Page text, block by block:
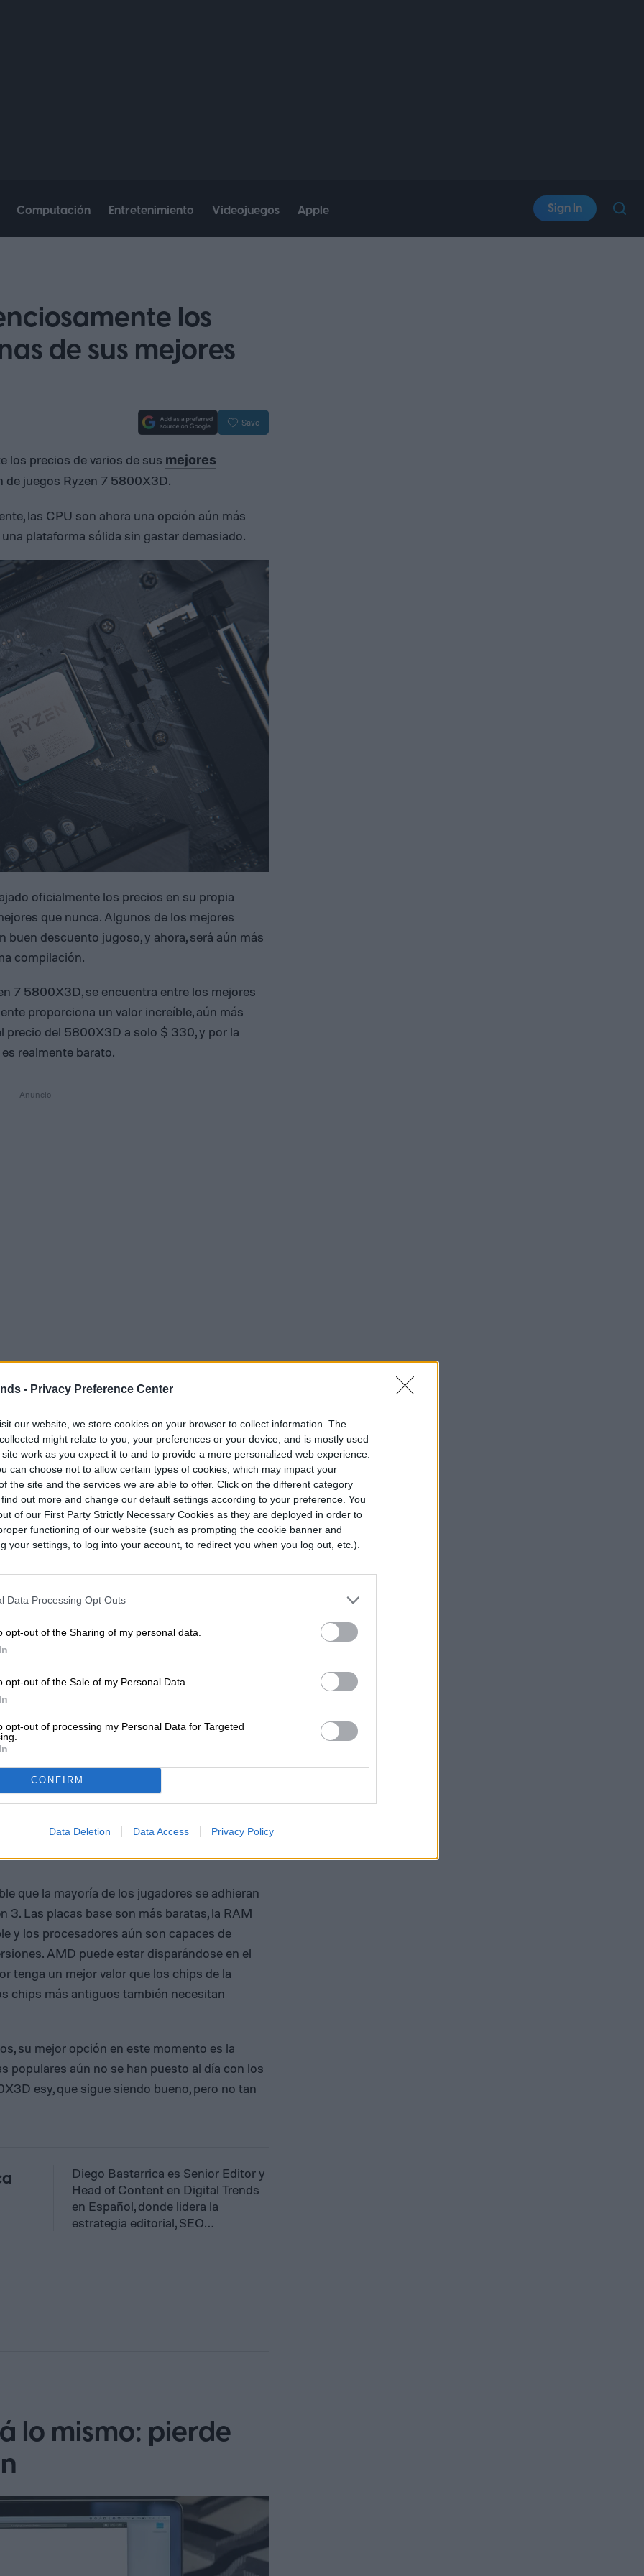
- Privacy Preference Center
our website, we store cookies on your browser to collect information. The
might relate to you, your preferences or your device, and is mostly used
work as you expect it to and to provide a more personalized web experience.
can choose not to allow certain types of cookies, which may impact your
the site and the services we are able to offer. Click on the different category
out more and change our default settings according to your preference. You
of our First Party Strictly Necessary Cookies as they are deployed in order to
functioning of our website (such as prompting the cookie banner and
your settings, to log into your account, to redirect you when you log out, etc.).
Data Processing Opt Outs
opt-out of the Sharing of my personal data.
opt-out of the Sale of my Personal Data.
opt-out of processing my Personal Data for Targeted
CONFIRM
Data Deletion Data Access Privacy Policy
Computación Entretenimiento Videojuegos Apple Sign In
los
de sus mejores
Save
los precios de varios de sus mejores
de juegos Ryzen 7 5800X3D.
las CPU son ahora una opción aún más
plataforma sólida sin gastar demasiado.
oficialmente los precios en su propia
que nunca. Algunos de los mejores
descuento jugoso, y ahora, será aún más
compilación.
7 5800X3D, se encuentra entre los mejores
proporciona un valor increíble, aún más
precio del 5800X3D a solo $ 330, y por la
realmente barato.
también han recibido descuentos. En la
a $ 550, seguido por el Ryzen 9 5900X a
5950X, porque a $ 200 más, apenas vale la
chips de gama media ahora son aún más
de $ 250 y el Ryzen 5 5600X con un
son ciertamente excelentes, hacen que sea
más antigua de AMD y la nueva AM5.
nuevos precios, combinado con una placa
fácilmente a AM5 en unos pocos
3 y Zen 4 usan diferentes zócalos.
su placa base, pero también RAM: las
Zen 4 solo admiten la DDR5 más cara.
que la mayoría de los jugadores se adhieran
3. Las placas base son más baratas, la RAM
y los procesadores aún son capaces de
AMD puede estar disparándose en el
tenga un mejor valor que los chips de la
chips más antiguos también necesitan
su mejor opción en este momento es la
populares aún no se han puesto al día con los
esy, que sigue siendo bueno, pero no tan
Diego Bastarrica es Senior Editor y
Head of Content en Digital Trends
en Español, donde lidera la
estrategia editorial, SEO…
lo mismo: pierde